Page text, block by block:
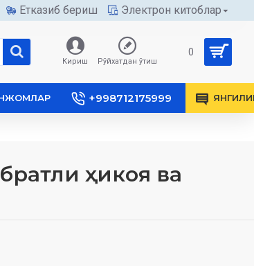
Етказиб бериш Электрон китоблар
Кириш Рўйхатдан ўтиш
0
+998712175999
ҳикоя ва